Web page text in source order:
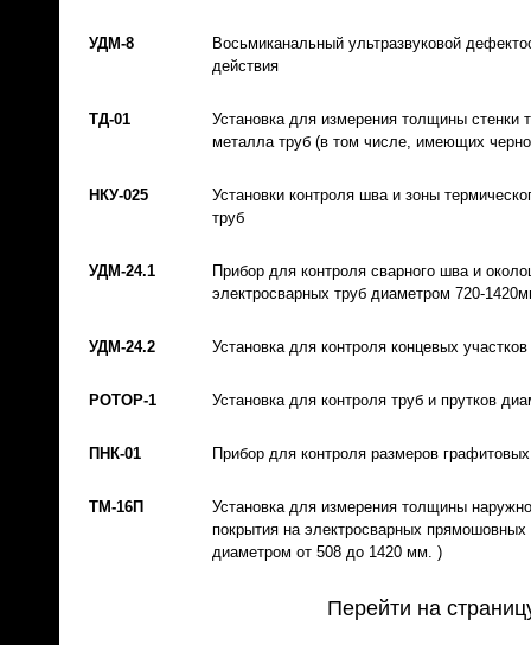
УДМ-8
Восьмиканальный ультразвуковой
действия
ТД-01
Установка для измерения толщины стенки
металла труб (в том числе, имеющих
НКУ-025
Установки контроля шва и зоны
труб
УДМ-24.1
Прибор для контроля сварного шва и
электросварных труб диаметром 720-
УДМ-24.2 Установка для контроля концевых
РОТОР-1 Установка для контроля труб и прутков
ПНК-01 Прибор для контроля размеров
ТМ-16П
Установка для измерения толщины
покрытия на электросварных прямошовных
диаметром от 508 до 1420 мм. )
Перейти на